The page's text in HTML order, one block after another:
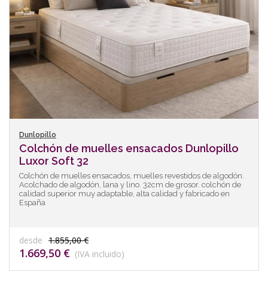
Dunlopillo
Colchón de muelles ensacados Dunlopillo
Luxor Soft 32
Colchón de muelles ensacados, muelles revestidos de algodón.
Acolchado de algodón, lana y lino. 32cm de grosor. colchón de
calidad superior muy adaptable, alta calidad y fabricado en
España
desde 1.855,00 €
1.669,50 € (IVA incluido)